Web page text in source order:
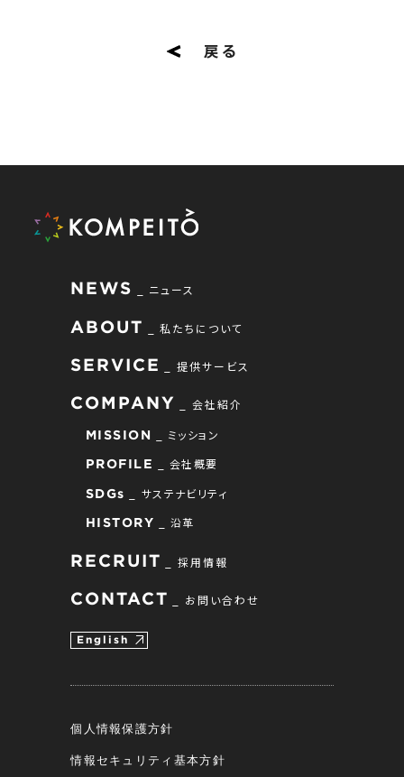
戻る
NEWS ニュース
ABOUT 私たちについて
SERVICE 提供サービス
COMPANY 会社紹介
MISSION ミッション
PROFILE 会社概要
SDGs サステナビリティ
HISTORY 沿革
RECRUIT 採用情報
CONTACT お問い合わせ
English
個人情報保護方針
情報セキュリティ基本方針